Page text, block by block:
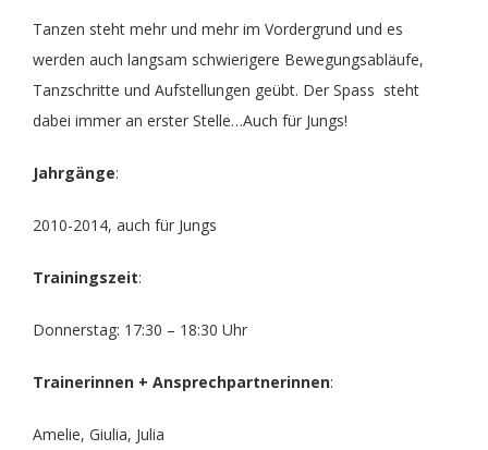
Tanzen steht mehr und mehr im Vordergrund und es
werden auch langsam schwierigere Bewegungsabläufe,
Tanzschritte und Aufstellungen geübt. Der Spass steht
dabei immer an erster Stelle…Auch für Jungs!
Jahrgänge:
2010-2014, auch für Jungs
Trainingszeit:
Donnerstag: 17:30 – 18:30 Uhr
Trainerinnen + Ansprechpartnerinnen:
Amelie, Giulia, Julia